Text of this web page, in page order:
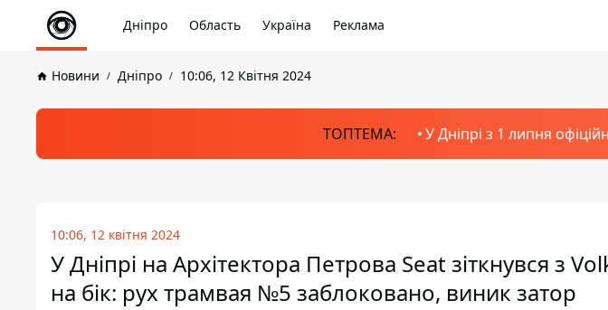
Дніпро Область Україна Реклама
Новини Дніпро 10:06, 12 Квітня 2024
ТОПТЕМА: У Дніпрі з 1 липня
10:06, 12 квітня 2024
У Дніпрі на Архітектора Петрова Seat зіткнувся з
на бік: рух трамвая №5 заблоковано, виник затор